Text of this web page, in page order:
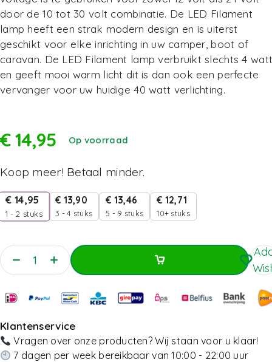
door de 10 tot 30 volt combinatie. De LED Filament
lamp heeft een strak modern design en is uiterst
geschikt voor elke inrichting in uw camper, boot of
caravan. De LED Filament lamp verbruikt slechts 4
en geeft mooi warm licht dit is dan ook een perfecte
vervanger voor uw huidige 40 watt verlichting.
€14,95 Op voorraad
Koop meer! Betaal minder.
€ 14,95
1 - 2 stuks
€ 13,90
3 - 4 stuks
€ 13,46
5 - 9 stuks
€ 12,71
10+ stuks
Toevoegen Aan Winkelwagen
Klantenservice
Vragen over onze producten? Wij staan voor u klaar!
7 dagen per week bereikbaar van 10:00 - 22:00 uur